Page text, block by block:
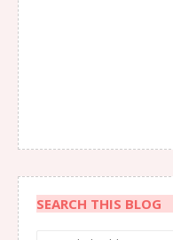
SEARCH THIS BLOG